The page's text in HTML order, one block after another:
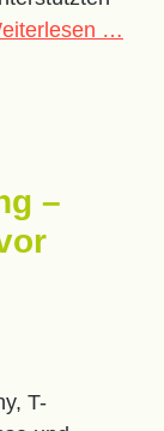
…
–
T-